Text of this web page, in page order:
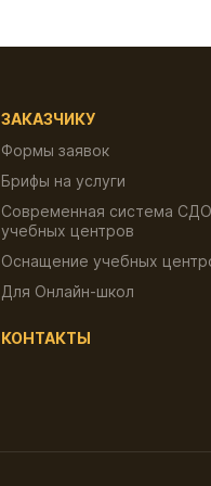
ЗАКАЗЧИКУ
Формы заявок
Брифы на услуги
Современная система
учебных центров
Оснащение учебных
Для Онлайн-школ
КОНТАКТЫ